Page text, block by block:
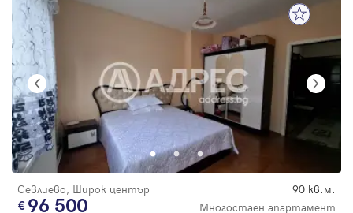
Севлиево, Широк център 90 кв.м.
96 500 Многостаен апартамент